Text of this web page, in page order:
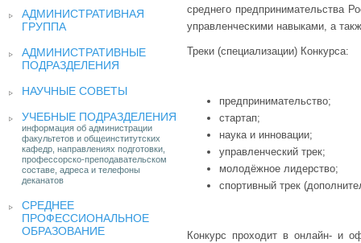
АДМИНИСТРАТИВНАЯ
ГРУППА
АДМИНИСТРАТИВНЫЕ
ПОДРАЗДЕЛЕНИЯ
НАУЧНЫЕ СОВЕТЫ
УЧЕБНЫЕ ПОДРАЗДЕЛЕНИЯ
информация об администрации
факультетов и общеинститутских
кафедр, направлениях подготовки,
профессорско-преподавательском
составе, адреса и телефоны
деканатов
СРЕДНЕЕ
ПРОФЕССИОНАЛЬНОЕ
ОБРАЗОВАНИЕ
среднего предпринимательства
управленческими навыками, а
Треки (специализации) Конкурса:
предпринимательство;
стартап;
наука и инновации;
управленческий трек;
молодёжное лидерство;
спортивный трек
Конкурс проходит в онлайн- и